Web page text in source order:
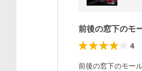
前後の窓下のモ
4
前後の窓下のモー